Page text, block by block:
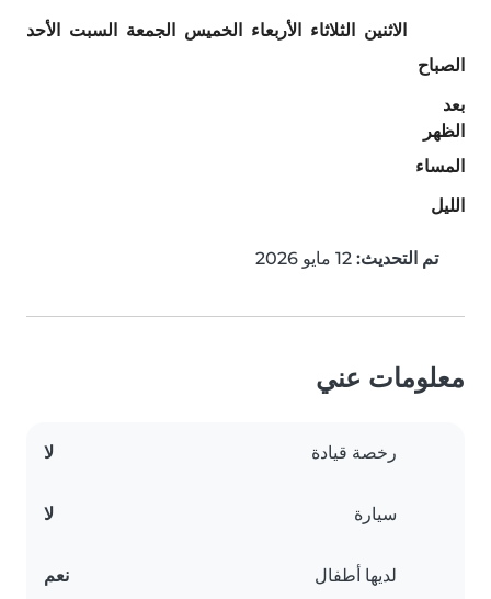
الاثنين الثلاثاء الأربعاء الخميس الجمعة السبت
الأحد
الصباح
بعد
الظهر
المساء
الليل
تم التحديث:
معلومات عني
رخصة قيادة لا
سيارة لا
لديها أطفال نعم